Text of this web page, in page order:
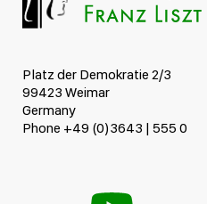
Platz der Demokratie 2/3
99423 Weimar
Germany
Phone +49 (0)3643 | 555 0